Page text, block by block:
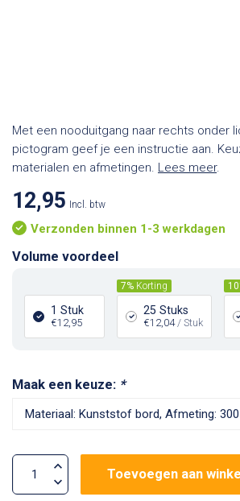
Met een nooduitgang naar rechts onder
pictogram geef je een instructie aan.
materialen en afmetingen. Lees meer.
12,95 Incl. btw
Verzonden binnen 1-3 werkdagen
Volume voordeel
1 Stuk
€12,95
7% Korting
25 Stuks
€12,04 / Stuk
Maak een keuze: *
Toevoegen aan